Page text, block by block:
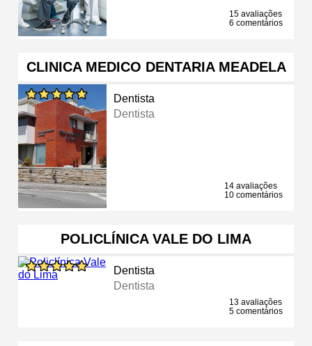
15 avaliações
6 comentários
CLINICA MEDICO DENTARIA MEADELA
Dentista
Dentista
14 avaliações
10 comentários
POLICLÍNICA VALE DO LIMA
Dentista
Dentista
13 avaliações
5 comentários